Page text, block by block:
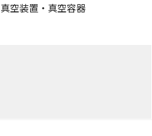
真空装置・真空容器